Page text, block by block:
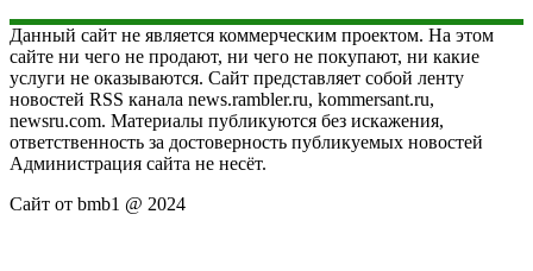
Данный сайт не является коммерческим проектом. На этом
сайте ни чего не продают, ни чего не покупают, ни какие
услуги не оказываются. Сайт представляет собой ленту
новостей RSS канала news.rambler.ru, kommersant.ru,
newsru.com. Материалы публикуются без искажения,
ответственность за достоверность публикуемых новостей
Администрация сайта не несёт.
Сайт от bmb1 @ 2024